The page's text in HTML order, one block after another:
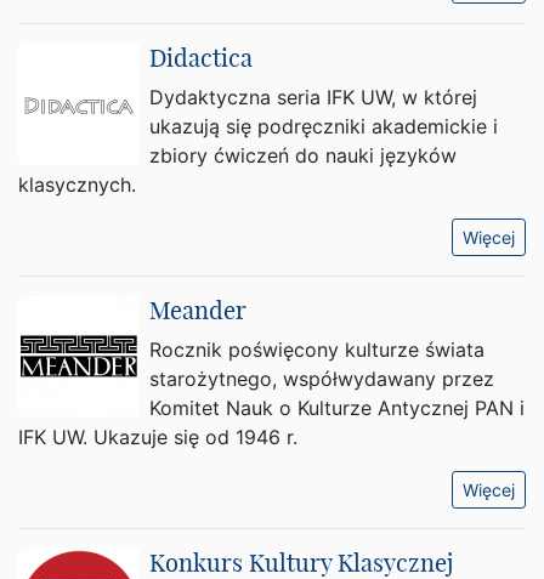
Didactica
Dydaktyczna seria IFK UW, w której
ukazują się podręczniki akademickie i
zbiory ćwiczeń do nauki języków
klasycznych.
Więcej
Meander
Rocznik poświęcony kulturze świata
starożytnego, współwydawany przez
Komitet Nauk o Kulturze Antycznej PAN i
IFK UW. Ukazuje się od 1946 r.
Więcej
Konkurs Kultury Klasycznej